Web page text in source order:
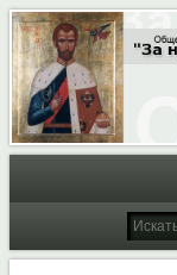
Moral.Ru
Общественный Комитет